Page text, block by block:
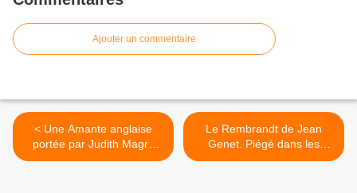
Ajouter un commentaire
< Une Amante anglaise
portée par Judith Magre
avec véhémence et passion
Le Rembrandt de Jean
Genet. Piégé dans les
reflets >